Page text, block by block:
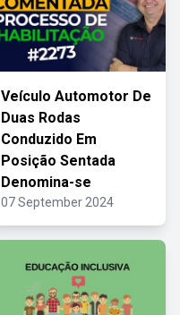
Veículo Automotor De
Duas Rodas
Conduzido Em
Posição Sentada
Denomina-se
07 September 2024